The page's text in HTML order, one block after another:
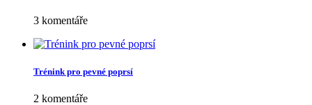
3 komentáře
Trénink pro pevné poprsí
2 komentáře